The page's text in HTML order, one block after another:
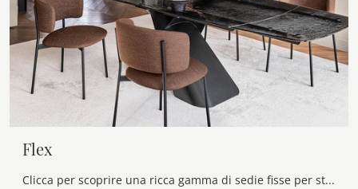
Flex
Clicca per scoprire una ricca gamma di sedie fisse per stanze moderne: il modello Flex di Calligaris ti aspetta!